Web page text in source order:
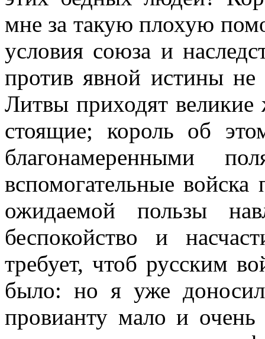
мне за такую плохую
условия союза и
против явной истины
Литвы приходят великие
стоящие; король об
благонамеренными
вспомогательные войска
ожидаемой пользы
беспокойство и
требует, чтоб русским
было: но я уже
провианту мало и очень